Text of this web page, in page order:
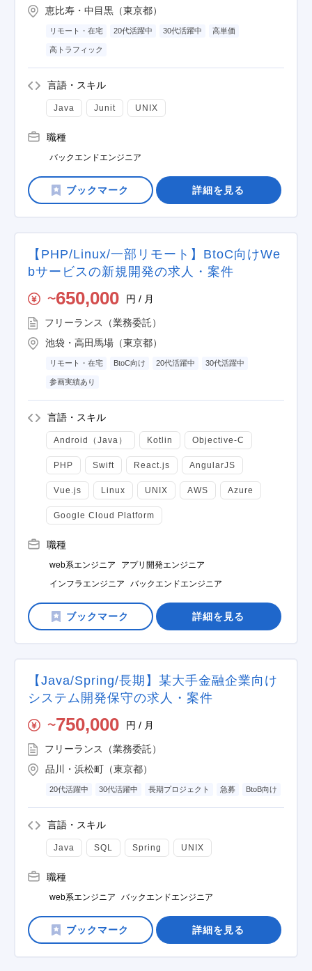
恵比寿・中目黒（東京都）
リモート・在宅 20代活躍中 30代活躍中 高単価
高トラフィック
言語・スキル
Java Junit UNIX
職種
バックエンドエンジニア
詳細を見る
【PHP/Linux/一部リモート】BtoC向けWe
bサービスの新規開発の求人・案件
〜650,000 円 / 月
フリーランス（業務委託）
池袋・高田馬場（東京都）
リモート・在宅 BtoC向け 20代活躍中 30代活躍中
参画実績あり
言語・スキル
Android（Java） Kotlin Objective-C
PHP Swift React.js AngularJS
Vue.js Linux UNIX AWS Azure
Google Cloud Platform
職種
web系エンジニア
アプリ開発エンジニア
インフラエンジニア
バックエンドエンジニア
詳細を見る
【Java/Spring/長期】某大手金融企業向け
システム開発保守の求人・案件
〜750,000 円 / 月
フリーランス（業務委託）
品川・浜松町（東京都）
20代活躍中 30代活躍中 長期プロジェクト 急募 BtoB向け
言語・スキル
Java SQL Spring UNIX
職種
web系エンジニア バックエンドエンジニア
詳細を見る